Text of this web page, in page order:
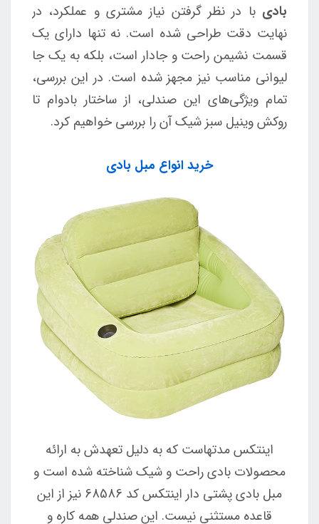
بادی با در نظر گرفتن نیاز مشتری و عملکرد، در
نهایت دقت طراحی شده است. نه تنها دارای یک
قسمت نشیمن راحت و جادار است، بلکه به یک جا
لیوانی مناسب نیز مجهز شده است. در این بررسی،
تمام ویژگی‌های این صندلی، از ساختار بادوام تا
روکش وینیل سبز شیک آن را بررسی خواهیم کرد.
خرید انواع مبل بادی
اینتکس مدتهاست که به دلیل تعهدش به ارائه
محصولات بادی راحت و شیک شناخته شده است و
مبل بادی پشتی دار اینتکس کد 68586 نیز از این
قاعده مستثنی نیست. این صندلی همه کاره و